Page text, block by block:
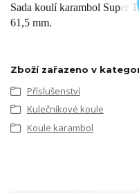
Sada koulí karambol
61,5 mm.
Zboží zařazeno v
Příslušenství
Kulečníkové koule
Koule karambol